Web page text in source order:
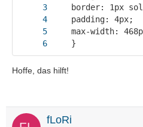
	}
Hoffe, das hilft!
fLoRi